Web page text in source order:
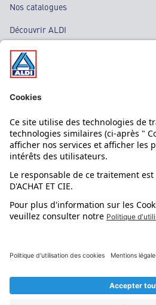
Nos catalogues
Découvrir ALDI
Nos bons plans
Nos rayons
Nos marques
Nos astuces
Évènements
L'application mobile